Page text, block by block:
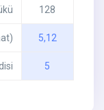
128
5,12
5